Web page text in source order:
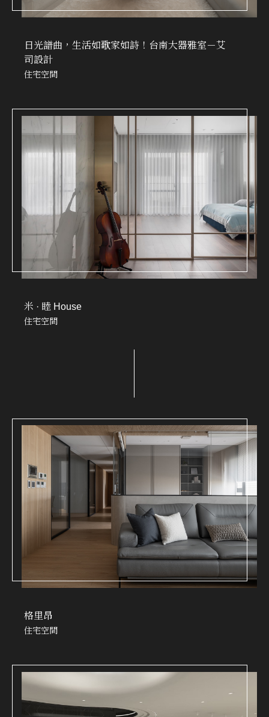
日光譜曲，生活如歌家如詩！台南大器雅室－艾
司設計
住宅空間
米 · 睦 House
住宅空間
格里昂
住宅空間